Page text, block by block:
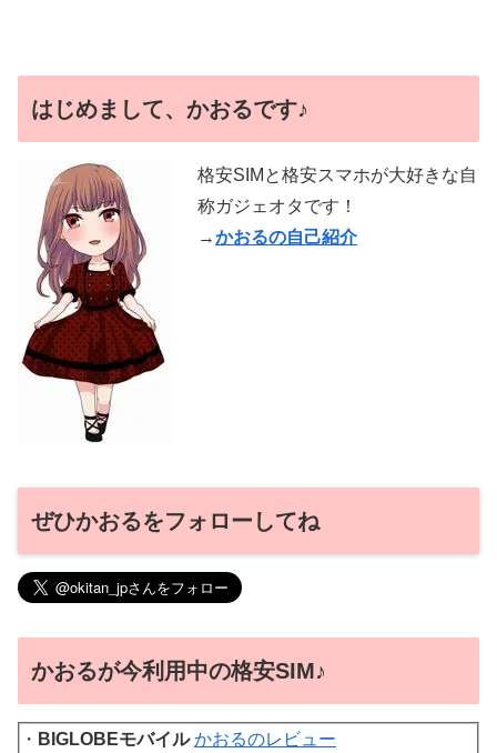
はじめまして、かおるです♪
格安SIMと格安スマホが大好きな自
称ガジェオタです！
→かおるの自己紹介
ぜひかおるをフォローしてね
かおるが今利用中の格安SIM♪
・ BIGLOBEモバイル かおるのレビュー